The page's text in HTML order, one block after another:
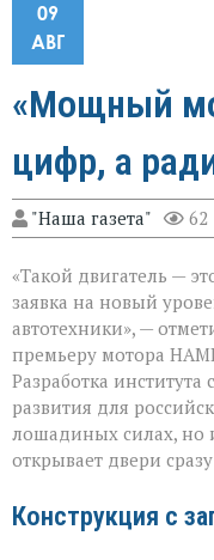
09
АВГ
«Мощный
цифр, а
"Наша газета" 62
«Такой двигатель —
заявка на новый
автотехники», —
премьеру мотора
Разработка
развития для
лошадиных силах, но
открывает двери
Конструкция с